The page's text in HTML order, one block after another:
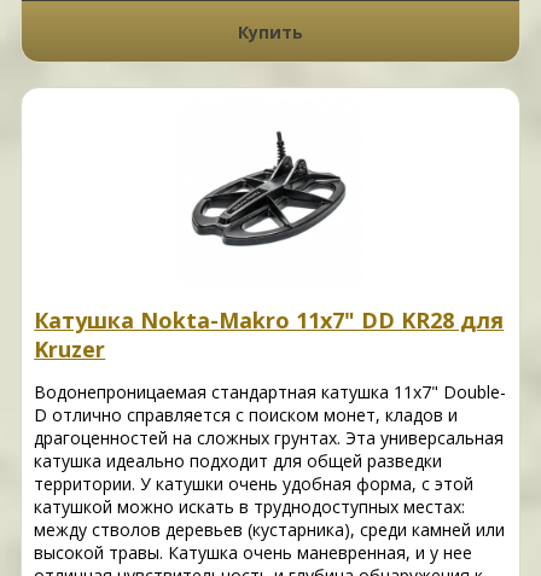
Купить
Катушка Nokta-Makro 11х7" DD KR28 для
Kruzer
Водонепроницаемая стандартная катушка 11х7" Double-
D отлично справляется с поиском монет, кладов и
драгоценностей на сложных грунтах. Эта универсальная
катушка идеально подходит для общей разведки
территории. У катушки очень удобная форма, с этой
катушкой можно искать в труднодоступных местах:
между стволов деревьев (кустарника), среди камней или
высокой травы. Катушка очень маневренная, и у нее